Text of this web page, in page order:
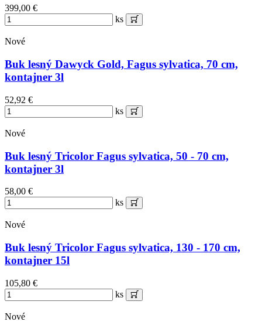
399,00 €
ks
Nové
Buk lesný Dawyck Gold, Fagus sylvatica, 70 cm,
kontajner 3l
52,92 €
ks
Nové
Buk lesný Tricolor Fagus sylvatica, 50 - 70 cm,
kontajner 3l
58,00 €
ks
Nové
Buk lesný Tricolor Fagus sylvatica, 130 - 170 cm,
kontajner 15l
105,80 €
ks
Nové